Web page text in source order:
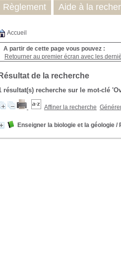
Accueil
A partir de cette page vous pouvez :
Retourner au premier écran avec les
Résultat de la recherche
résultat(s) recherche sur le mot-clé
Affiner la recherche
Enseigner la biologie et la géologie /
Règlement Aide à la